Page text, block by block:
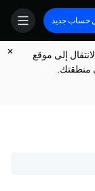
حساب جديد
إلى موقع
منطقتك.